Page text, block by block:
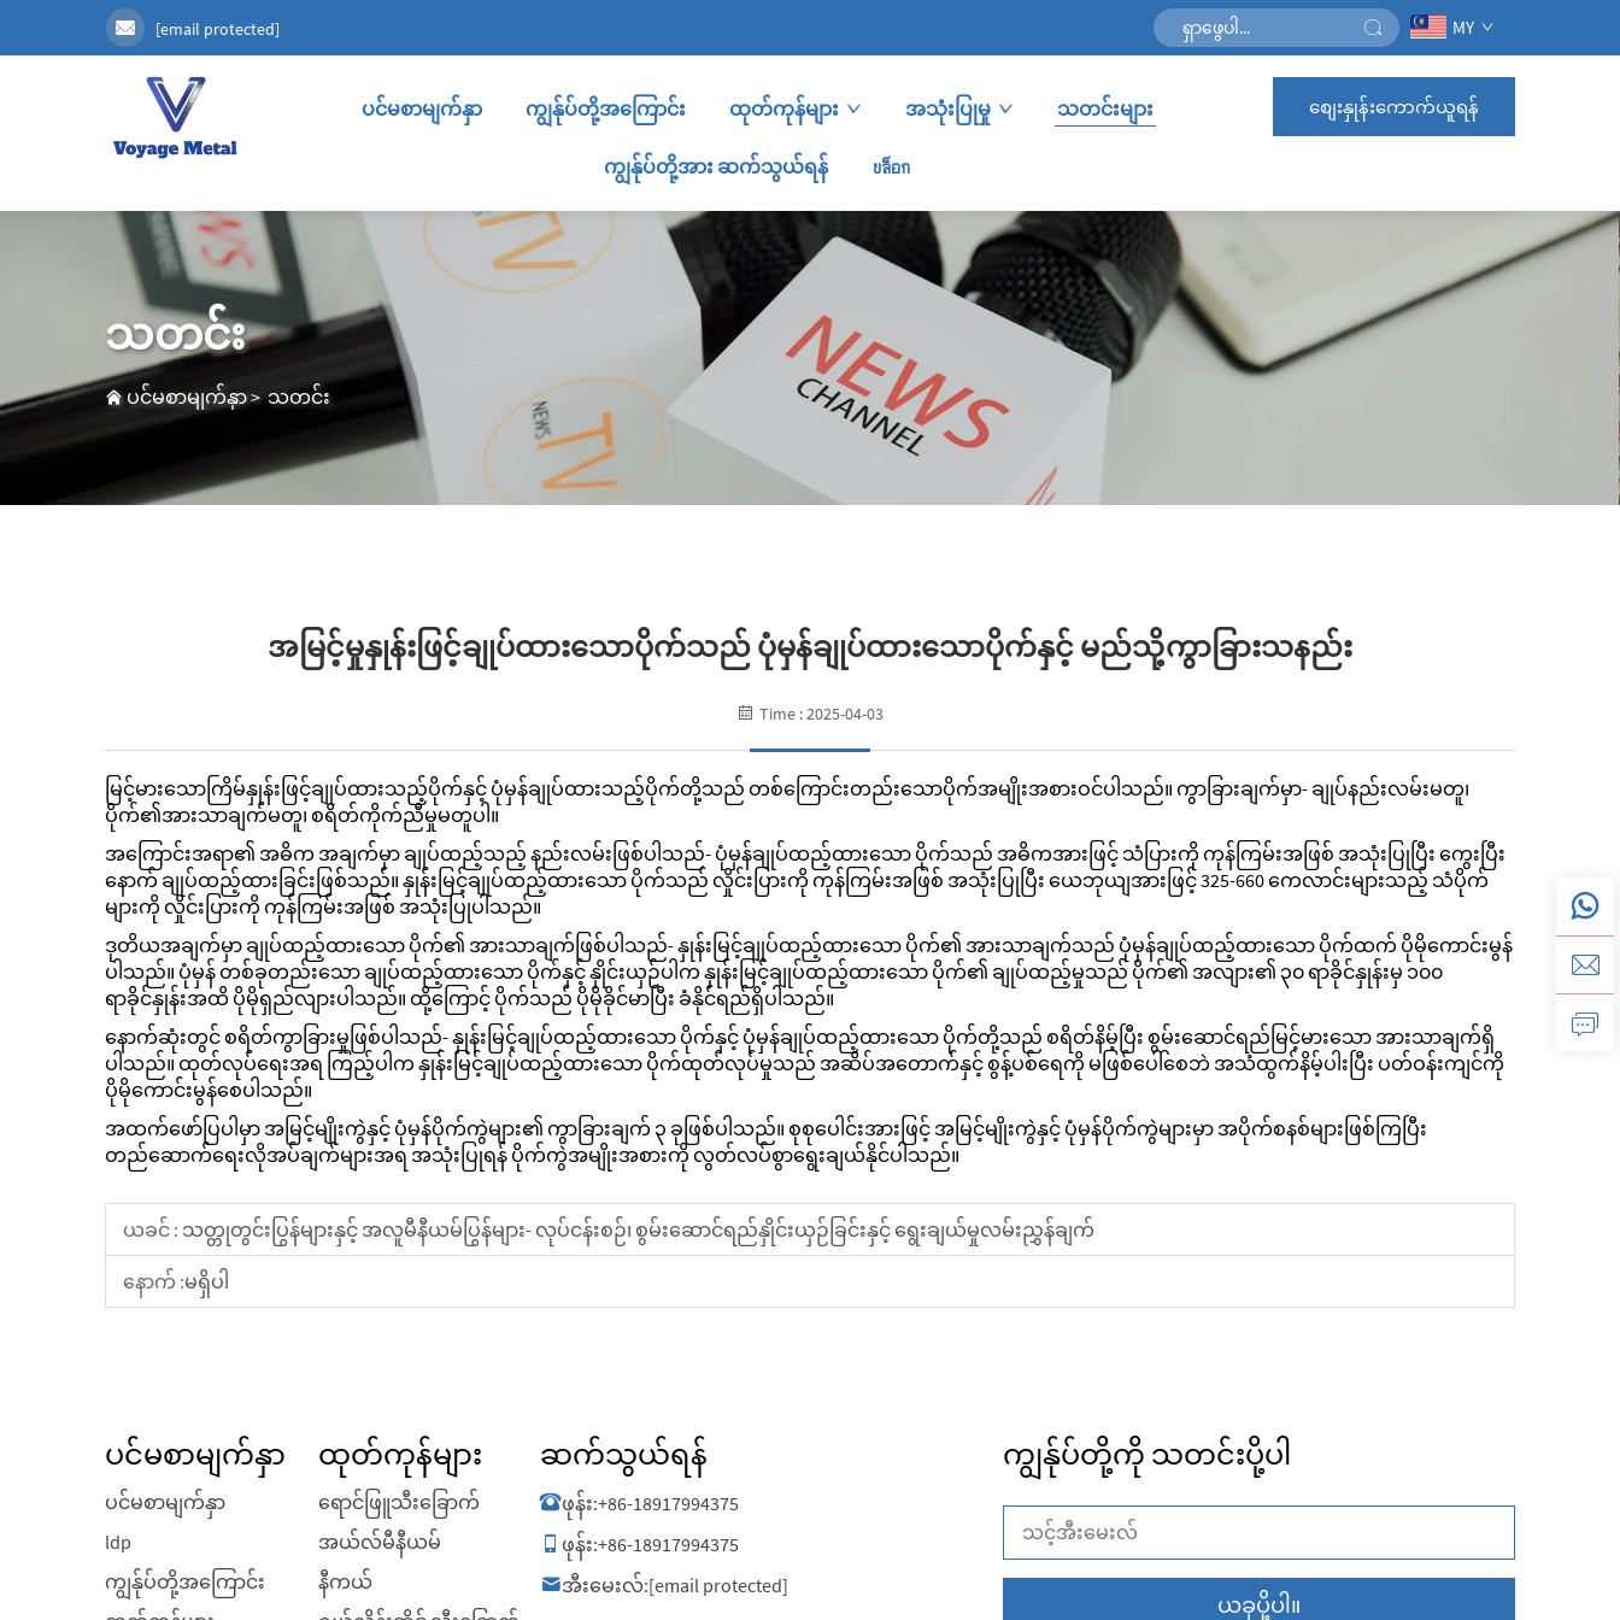
[email protected] MY
ပင်မစာမျက်နှာ ကျွန်ုပ်တို့အကြောင်း ထုတ်ကုန်များ အသုံးပြုမှု သတင်းများ
ကျွန်ုပ်တို့အား ဆက်သွယ်ရန် บล็อก
စျေးနှုန်းကောက်ယူရန်
သတင်း
ပင်မစာမျက်နှာ>သတင်း
အမြင့်မှုနှုန်းဖြင့်ချုပ်ထားသောပိုက်သည် ပုံမှန်ချုပ်ထားသောပိုက်နှင့် မည်သို့ကွာခြားသနည်း
Time : 2025-04-03
မြင့်မားသောကြိမ်နှုန်းဖြင့်ချုပ်ထားသည့်ပိုက်နှင့် ပုံမှန်ချုပ်ထားသည့်ပိုက်တို့သည် တစ်ကြောင်းတည်းသောပိုက်အမျိုးအစားဝင်ပါသည်။ ကွာခြားချက်မှာ- ချုပ်နည်းလမ်းမတူ၊
ပိုက်၏အားသာချက်မတူ၊ စရိတ်ကိုက်ညီမှုမတူပါ။
အကြောင်းအရာ၏ အဓိက အချက်မှာ ချုပ်ထည့်သည့် နည်းလမ်းဖြစ်ပါသည်- ပုံမှန်ချုပ်ထည့်ထားသော ပိုက်သည် အဓိကအားဖြင့် သံပြားကို ကုန်ကြမ်းအဖြစ် အသုံးပြုပြီး ကွေးပြီး
နောက် ချုပ်ထည့်ထားခြင်းဖြစ်သည်။ နှုန်းမြင့်ချုပ်ထည့်ထားသော ပိုက်သည် လှိုင်းပြားကို ကုန်ကြမ်းအဖြစ် အသုံးပြုပြီး ယေဘုယျအားဖြင့် 325-660 ကေလာင်းများသည့် သံပိုက်
များကို လှိုင်းပြားကို ကုန်ကြမ်းအဖြစ် အသုံးပြုပါသည်။
ဒုတိယအချက်မှာ ချုပ်ထည့်ထားသော ပိုက်၏ အားသာချက်ဖြစ်ပါသည်- နှုန်းမြင့်ချုပ်ထည့်ထားသော ပိုက်၏ အားသာချက်သည် ပုံမှန်ချုပ်ထည့်ထားသော ပိုက်ထက် ပိုမိုကောင်းမွန်
ပါသည်။ ပုံမှန် တစ်ခုတည်းသော ချုပ်ထည့်ထားသော ပိုက်နှင့် နှိုင်းယှဉ်ပါက နှုန်းမြင့်ချုပ်ထည့်ထားသော ပိုက်၏ ချုပ်ထည့်မှုသည် ပိုက်၏ အလျား၏ ၃၀ ရာခိုင်နှုန်းမှ ၁၀၀
ရာခိုင်နှုန်းအထိ ပိုမိုရှည်လျားပါသည်။ ထို့ကြောင့် ပိုက်သည် ပိုမိုခိုင်မာပြီး ခံနိုင်ရည်ရှိပါသည်။
နောက်ဆုံးတွင် စရိတ်ကွာခြားမှုဖြစ်ပါသည်- နှုန်းမြင့်ချုပ်ထည့်ထားသော ပိုက်နှင့် ပုံမှန်ချုပ်ထည့်ထားသော ပိုက်တို့သည် စရိတ်နိမ့်ပြီး စွမ်းဆောင်ရည်မြင့်မားသော အားသာချက်ရှိ
ပါသည်။ ထုတ်လုပ်ရေးအရ ကြည့်ပါက နှုန်းမြင့်ချုပ်ထည့်ထားသော ပိုက်ထုတ်လုပ်မှုသည် အဆိပ်အတောက်နှင့် စွန့်ပစ်ရေကို မဖြစ်ပေါ်စေဘဲ အသံထွက်နိမ့်ပါးပြီး ပတ်ဝန်းကျင်ကို
ပိုမိုကောင်းမွန်စေပါသည်။
အထက်ဖော်ပြပါမှာ အမြင့်မျိုးကွဲနှင့် ပုံမှန်ပိုက်ကွဲများ၏ ကွာခြားချက် ၃ ခုဖြစ်ပါသည်။ စုစုပေါင်းအားဖြင့် အမြင့်မျိုးကွဲနှင့် ပုံမှန်ပိုက်ကွဲများမှာ အပိုက်စနစ်များဖြစ်ကြပြီး
တည်ဆောက်ရေးလိုအပ်ချက်များအရ အသုံးပြုရန် ပိုက်ကွဲအမျိုးအစားကို လွတ်လပ်စွာရွေးချယ်နိုင်ပါသည်။
ယခင် : သတ္တုတွင်းပြွန်များနှင့် အလူမီနီယမ်ပြွန်များ- လုပ်ငန်းစဉ်၊ စွမ်းဆောင်ရည်နှိုင်းယှဉ်ခြင်းနှင့် ရွေးချယ်မှုလမ်းညွှန်ချက်
နောက် :မရှိပါ
ပင်မစာမျက်နှာ
ပင်မစာမျက်နှာ
ldp
ကျွန်ုပ်တို့အကြောင်း
ထုတ်ကုန်များ
ရောင်ဖြူသီးခြောက်
အယ်လ်မီနီယမ်
နီကယ်
ဆက်သွယ်ရန်
ဖုန်း:+86-18917994375
ဖုန်း:+86-18917994375
အီးမေးလ်:[email protected]
ကျွန်ုပ်တို့ကို သတင်းပို့ပါ
ယခုပို့ပါ။